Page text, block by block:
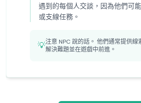
遇到的每個人交談，因為他們可
或支線任務。
💡注意 NPC 說的話。 他們通常提供線
解決難題並在遊戲中前進。